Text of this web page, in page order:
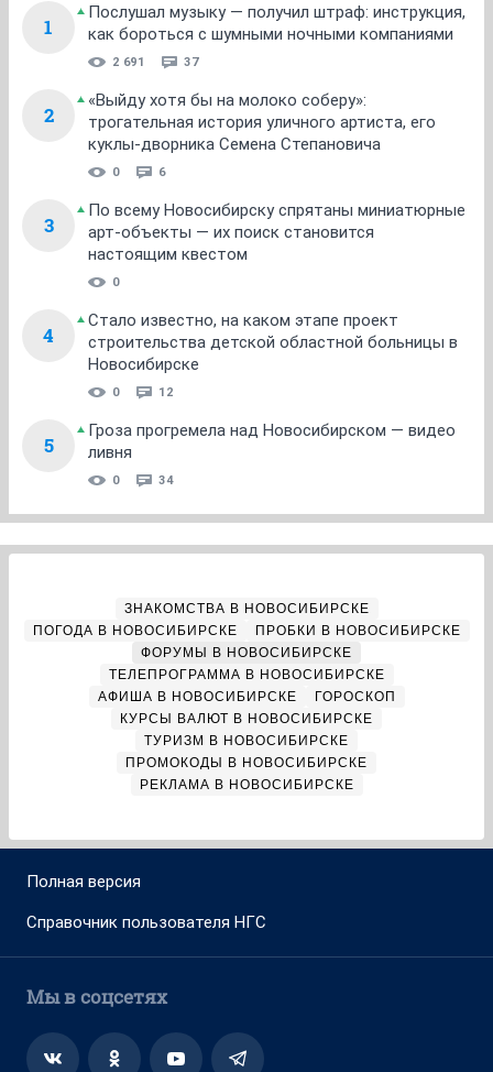
1
Послушал музыку — получил штраф: инструкция,
как бороться с шумными ночными компаниями
2 691 37
2
«Выйду хотя бы на молоко соберу»:
трогательная история уличного артиста, его
куклы-дворника Семена Степановича
0 6
3
По всему Новосибирску спрятаны миниатюрные
арт-объекты — их поиск становится
настоящим квестом
0
4
Стало известно, на каком этапе проект
строительства детской областной больницы в
Новосибирске
0 12
5
Гроза прогремела над Новосибирском — видео
ливня
0 34
ЗНАКОМСТВА В НОВОСИБИРСКЕ
ПОГОДА В НОВОСИБИРСКЕ
ПРОБКИ В НОВОСИБИРСКЕ
ФОРУМЫ В НОВОСИБИРСКЕ
ТЕЛЕПРОГРАММА В НОВОСИБИРСКЕ
АФИША В НОВОСИБИРСКЕ
ГОРОСКОП
КУРСЫ ВАЛЮТ В НОВОСИБИРСКЕ
ТУРИЗМ В НОВОСИБИРСКЕ
ПРОМОКОДЫ В НОВОСИБИРСКЕ
РЕКЛАМА В НОВОСИБИРСКЕ
Полная версия
Справочник пользователя НГС
Мы в соцсетях